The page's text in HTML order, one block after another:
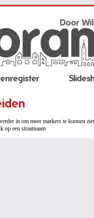
in om meer markers te kunnen
op een straatnaam